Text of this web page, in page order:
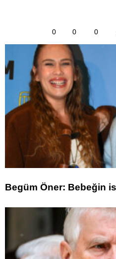
0 0 0
Begüm Öner: Bebeğin